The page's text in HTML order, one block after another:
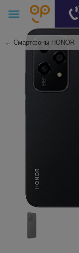
← Смартфоны HONOR